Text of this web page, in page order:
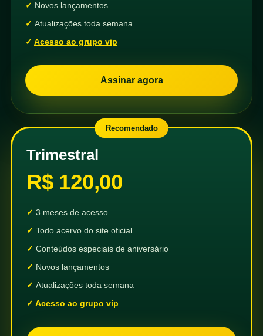
Novos lançamentos
Atualizações toda semana
Acesso ao grupo vip
Assinar agora
Recomendado
Trimestral
R$ 120,00
3 meses de acesso
Todo acervo do site oficial
Conteúdos especiais de aniversário
Novos lançamentos
Atualizações toda semana
Acesso ao grupo vip